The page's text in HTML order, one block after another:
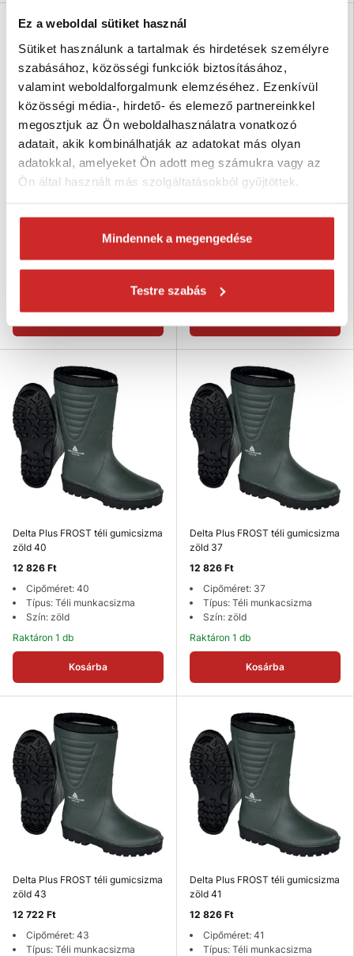
Ez a weboldal sütiket használ
Sütiket használunk a tartalmak és hirdetések személyre
szabásához, közösségi funkciók biztosításához,
valamint weboldalforgalmunk elemzéséhez. Ezenkívül
közösségi média-, hirdető- és elemező partnereinkkel
megosztjuk az Ön weboldalhasználatra vonatkozó
adatait, akik kombinálhatják az adatokat más olyan
adatokkal, amelyeket Ön adott meg számukra vagy az
Ön által használt más szolgáltatásokból gyűjtöttek.
Mindennek a megengedése
Testre szabás
Delta Plus FROST téli gumicsizma
12 722 Ft
Szín: zöld
Delta Plus Téli gumicsizma
12 826 Ft
Cipőméret: 42
Szín: zöld
Raktáron 1 db
Delta Plus FROST téli gumicsizma
zöld 40
12 826 Ft
Cipőméret: 40
Típus: Téli munkacsizma
Szín: zöld
Raktáron 1 db
Kosárba
Delta Plus FROST téli gumicsizma
zöld 37
12 826 Ft
Cipőméret: 37
Típus: Téli munkacsizma
Szín: zöld
Raktáron 1 db
Kosárba
Delta Plus FROST téli gumicsizma
zöld 43
12 722 Ft
Cipőméret: 43
Típus: Téli munkacsizma
Delta Plus FROST téli gumicsizma
zöld 41
12 826 Ft
Cipőméret: 41
Típus: Téli munkacsizma